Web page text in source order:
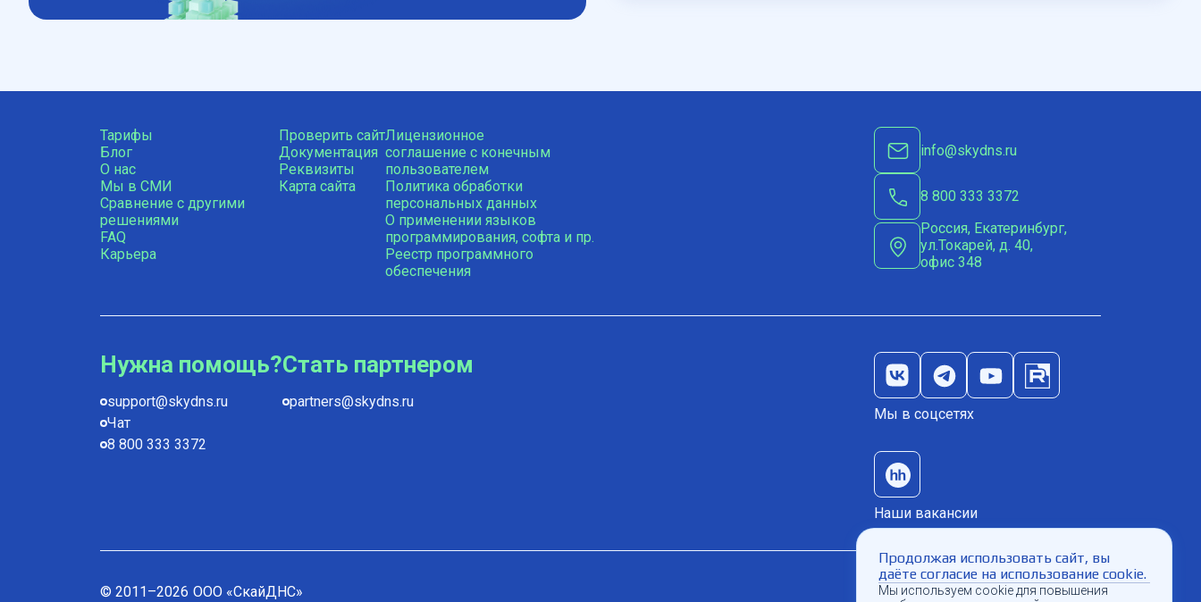
Продолжая использовать сайт, вы
даёте согласие на использование cookie.
Мы используем cookie для повышения
Тарифы
Блог
О нас
Мы в СМИ
Сравнение с другими
решениями
FAQ
Карьера
Проверить сайт
Документация
Реквизиты
Карта сайта
Лицензионное
соглашение с конечным
пользователем
Политика обработки
персональных данных
О применении языков
программирования, софта и пр.
Реестр программного
обеспечения
info@skydns.ru
8 800 333 3372
Россия, Екатеринбург,
ул.Токарей, д. 40,
офис 348
Нужна помощь?
support@skydns.ru
Чат
8 800 333 3372
Стать партнером
partners@skydns.ru
Мы в соцсетях
Наши вакансии
© 2011–2026 ООО «СкайДНС» Проверить доступность